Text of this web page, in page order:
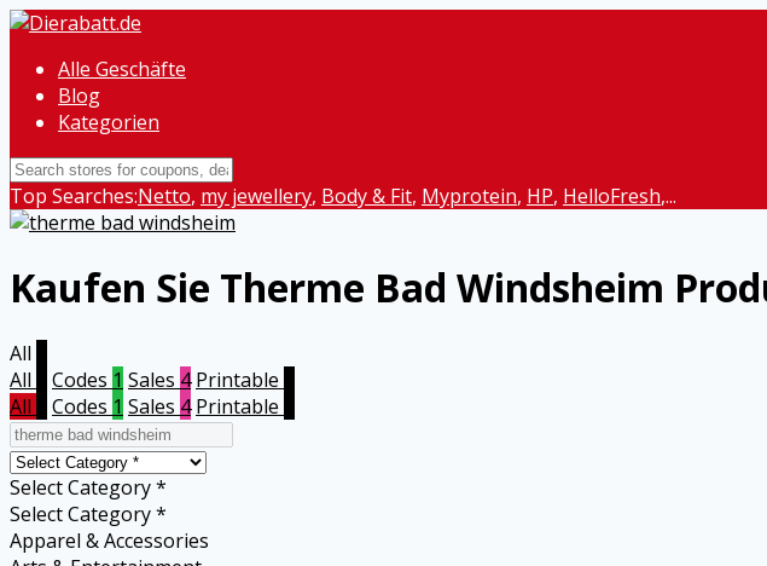
Alle Geschäfte
Blog
Kategorien
Top Searches:Netto, my jewellery, Body & Fit, Myprotein, HP, HelloFresh,...
Kaufen Sie Therme Bad Windsheim
All
All
Codes 1 Sales 4 Printable
All
Codes 1 Sales 4 Printable
Select Category *
Select Category *
Apparel & Accessories